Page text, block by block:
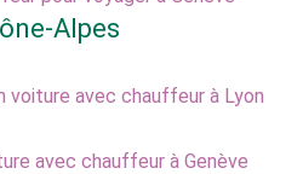
Alpes
voiture avec chauffeur à Lyon
avec chauffeur à Genève